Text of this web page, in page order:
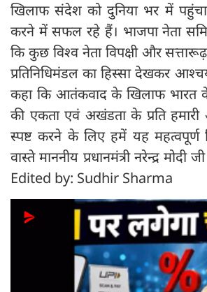
खिलाफ संदेश को दुनिया भर में
करने में सफल रहे हैं। भाजपा नेता
कि कुछ विश्व नेता विपक्षी और
प्रतिनिधिमंडल का हिस्सा देखकर
कहा कि आतंकवाद के खिलाफ भारत
की एकता एवं अखंडता के प्रति हमारी
स्पष्ट करने के लिए हमें यह महत्वपूर्ण
वास्ते माननीय प्रधानमंत्री नरेन्द्र मोदी
Edited by: Sudhir Sharma